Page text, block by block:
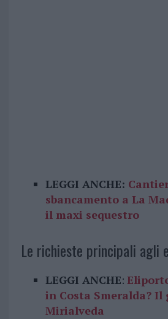
LEGGI ANCHE:
sbancamento a La
il maxi sequestro
Le richieste principali agli
LEGGI ANCHE:
in Costa Smeralda?
Mirialveda